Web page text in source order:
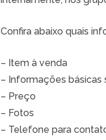
Confira abaixo quais
– Item à venda
– Informações
– Preço
– Fotos
– Telefone para